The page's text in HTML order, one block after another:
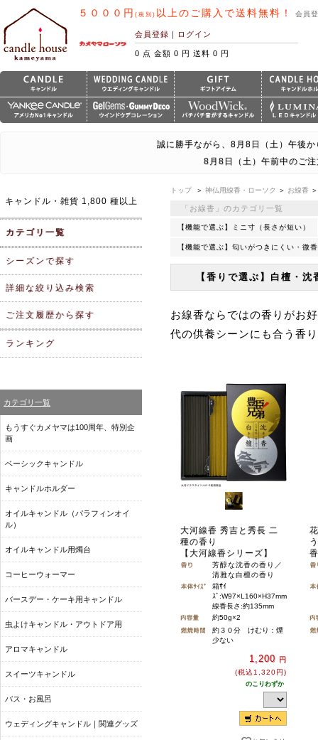
５０００円 (税別) 以上のご購入で送料無料！ 会員
会員登録 ｜ ログイン
0 点 金額 0 円 送料 0 円
誠に勝手ながら、8月8日（土）午後
8月8日（土）午前中のご
トップ＞ 神仏用線香・ローソク ＞ お線香
「お線香」のカテゴリ一覧
【機能で選ぶ】ミニ寸（長さが短い）
【機能で選ぶ】匂いがつきにくい・微
【香りで選ぶ】白檀・
お線香ならではの香りがお
代の供養シーンにも合う香
大河線香 秀吉と秀長 二
種の香り
【大河線香シリーズ】
芳醇な沈香の香り／
清雅な白檀の香り
箱ｻｲ
ｽﾞ:W97×L160×H37mm
線香長さ:約135mm
約50g×2
約３０分 けむり：煙
少ない
1,200 円
(税込1,320円)
のこりわずか
香
キャンドル・雑貨 1,800 種以上
カテゴリ一覧
シーズンで探す
詳細な絞り込み検索
ご注文履歴から探す
ランキング
カテゴリ一覧
もうすぐカメヤマは100周年、特別企
画
ベーシックキャンドル
キャンドルホルダー
オイルキャンドル（パラフィンオイ
ル）
オイルキャンドル用燭台
コーヒーウォーマー
バースデー・ケーキ用キャンドル
虫よけキャンドル・アウトドア用
アロマキャンドル
スイーツキャンドル
バス・お風呂
ウェディングキャンドル｜関連グッズ